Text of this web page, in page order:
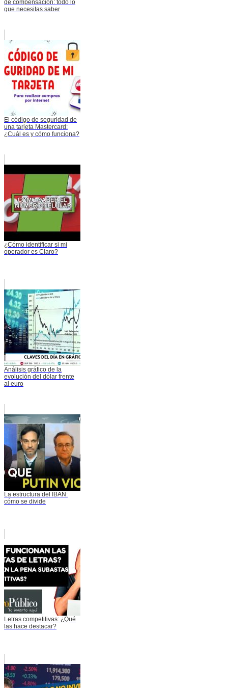
de compensación: todo lo
que necesitas saber
El código de seguridad de
una tarjeta Mastercard:
¿Cuál es y cómo funciona?
¿Cómo identificar si mi
operador es Claro?
Análisis gráfico de la
evolución del dólar frente
al euro
La estructura del IBAN:
cómo se divide
Letras competitivas: ¿Qué
las hace destacar?